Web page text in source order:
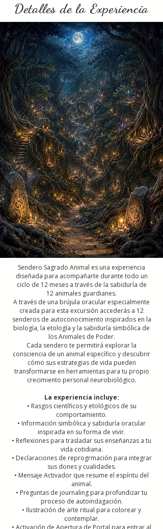
Detalles de la Experiencia
Sendero Sagrado Animal es una experiencia
diseñada para acompañarte durante todo un
ciclo de 12 meses a través de la sabiduría de
12 animales guardianes.
A través de una brújula oracular especialmente
creada para esta excursión accederás a 12
senderos de autoconocimiento inspirados en la
biología, la etología y la sabiduría simbólica de
los Animales de Poder.
Cada sendero te permitirá explorar la
consciencia de un animal específico y descubrir
cómo sus estrategias de vida pueden
transformarse en herramientas para tu propio
crecimiento personal neurobiológico.
La experiencia incluye:
• Rasgos científicos y etológicos de su
comportamiento.
• Información simbólica y sabiduría oracular
inspirada en su forma de vivir.
• Reflexiones para trasladar sus enseñanzas a tu
vida cotidiana.
• Declaraciones de reprogrmación para integrar
sus dones y cualidades.
• Mensaje Activador que resume el espíritu del
animal.
• Preguntas de journaling para profundizar tu
proceso de autoindagación.
• Ilustración de arte ritual para colorear y
contemplar.
• Activación de Apertura de Portal para entrar al